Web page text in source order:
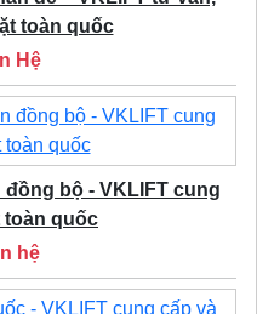
toàn quốc
Hệ
bộ - VKLIFT cung
toàn quốc
hệ